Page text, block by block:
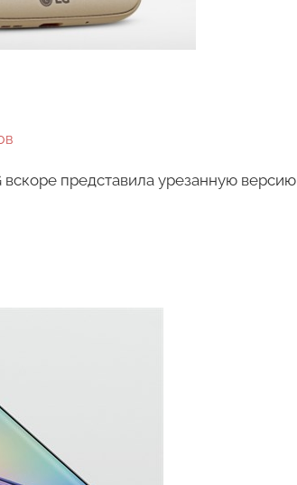
представила урезанную версию